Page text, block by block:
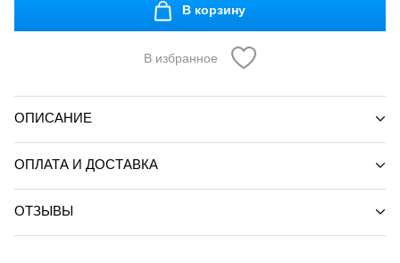
В корзину
В избранное
ОПИСАНИЕ
ОПЛАТА И ДОСТАВКА
ОТЗЫВЫ